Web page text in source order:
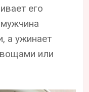
его
а ужинает
или